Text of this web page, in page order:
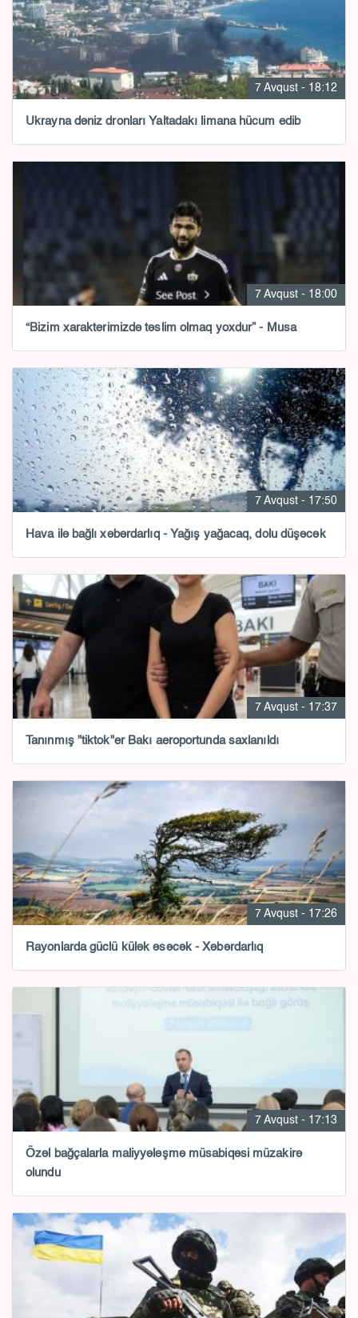
7 Avqust - 18:12
Ukrayna dəniz dronları Yaltadakı limana hücum edib
7 Avqust - 18:00
“Bizim xarakterimizdə təslim olmaq yoxdur” - Musa
7 Avqust - 17:50
Hava ilə bağlı xəbərdarlıq - Yağış yağacaq, dolu düşəcək
7 Avqust - 17:37
Tanınmış "tiktok"er Bakı aeroportunda saxlanıldı
7 Avqust - 17:26
Rayonlarda güclü külək əsəcək - Xəbərdarlıq
7 Avqust - 17:13
Özəl bağçalarla maliyyələşmə müsabiqəsi müzakirə
olundu